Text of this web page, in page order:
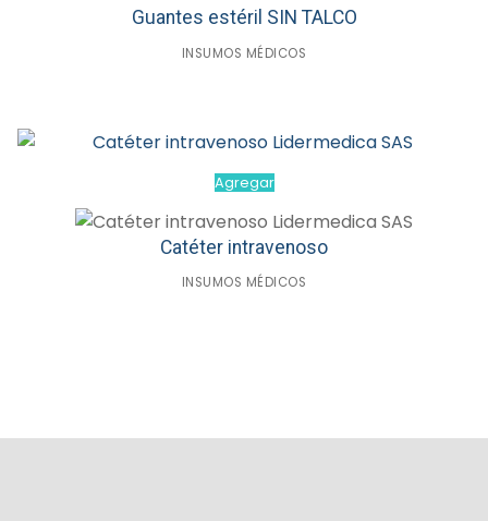
Guantes estéril SIN TALCO
INSUMOS MÉDICOS
Agregar
Catéter intravenoso
INSUMOS MÉDICOS